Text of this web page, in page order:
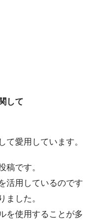
して
て愛用しています。
稿です。
活用しているのです
ました。
を使用することが多